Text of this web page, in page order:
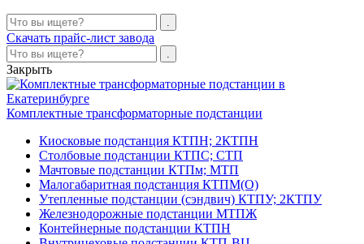
Скачать прайс-лист завода
Закрыть
Комплектные трансформаторные подстанции
Киосковые подстанция КТПН; 2КТПН
Столбовые подстанции КТПС; СТП
Мачтовые подстанции КТПм; МТП
Малогабаритная подстанция КТПМ(О)
Утепленные подстанции (сэндвич) КТПУ; 2КТПУ
Железнодорожные подстанции МТПЖ
Контейнерные подстанции КТПН